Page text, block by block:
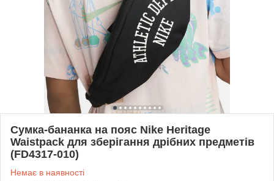
Сумка-бананка на пояс Nike Heritage
Waistpack для зберігання дрібних предметів
(FD4317-010)
Немає в наявності